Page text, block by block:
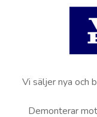
Vi säljer nya och
Demonterar